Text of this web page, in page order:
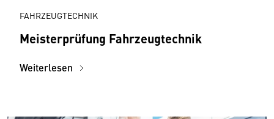
FAHRZEUGTECHNIK
Meisterprüfung Fahrzeugtechnik
Weiterlesen